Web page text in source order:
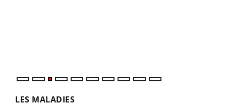
LES MALADIES